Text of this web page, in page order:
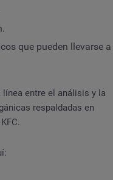
que pueden llevarse a
entre el análisis y la
respaldadas en